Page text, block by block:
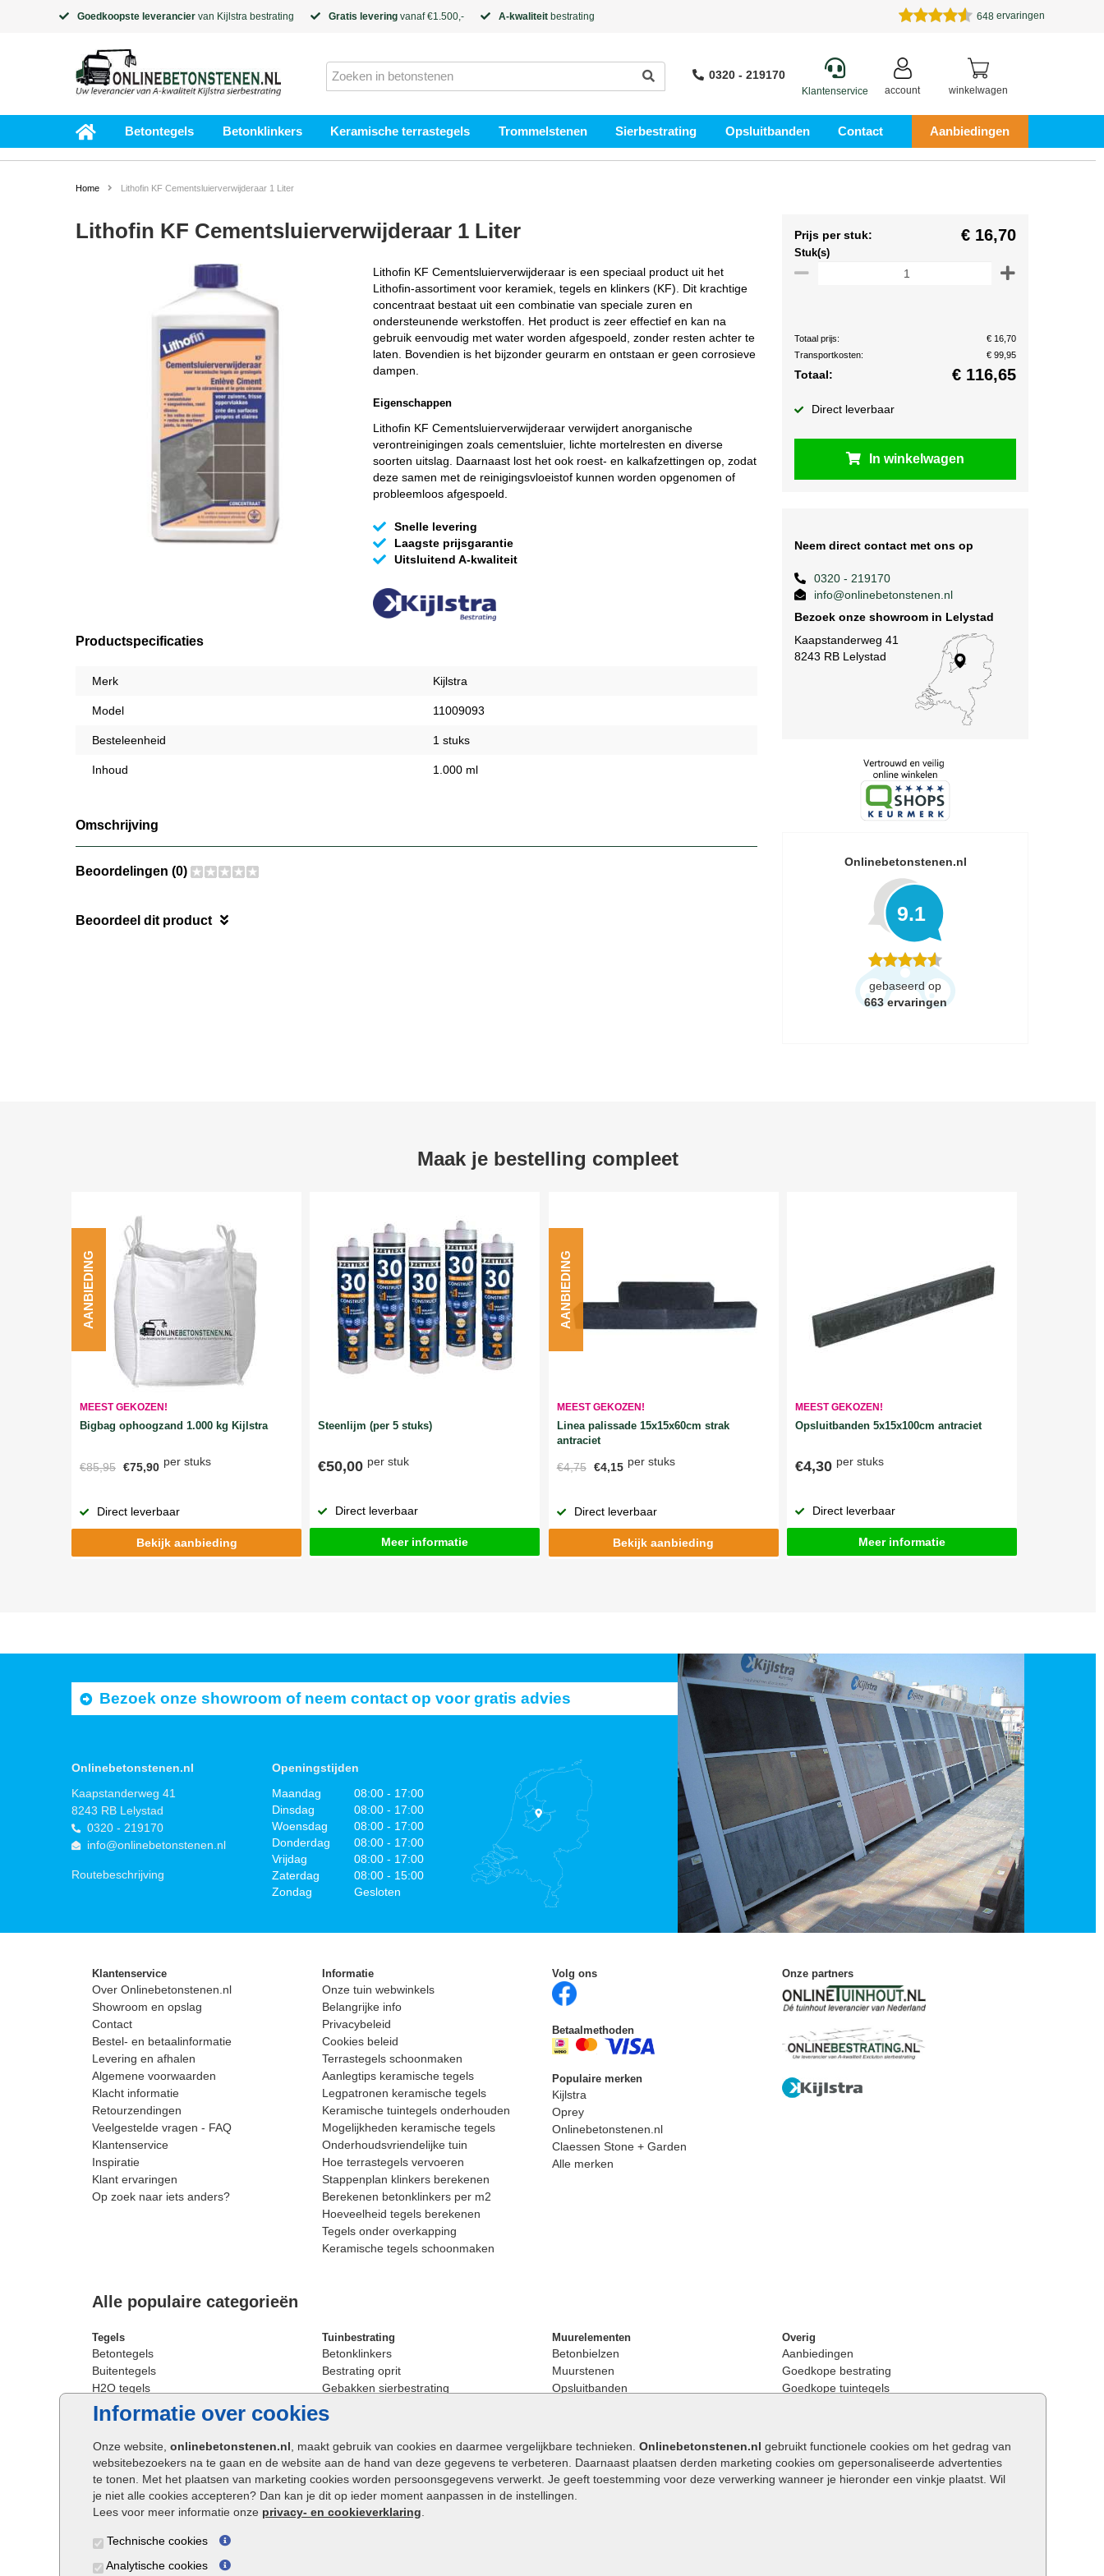
Goedkoopste leverancier van Kijlstra bestrating Gratis levering vanaf €1.500,- A-kwaliteit bestrating 648 ervaringen
0320 - 219170
Klantenservice account winkelwagen
Betontegels Betonklinkers Keramische terrastegels Trommelstenen Sierbestrating Opsluitbanden Contact Aanbiedingen
Informatie over cookies
Onze website, onlinebetonstenen.nl , maakt gebruik van cookies en daarmee vergelijkbare technieken. Onlinebetonstenen.nl gebruikt functionele cookies om het gedrag van
websitebezoekers na te gaan en de website aan de hand van deze gegevens te verbeteren. Daarnaast plaatsen derden marketing cookies om gepersonaliseerde advertenties
te tonen. Met het plaatsen van marketing cookies worden persoonsgegevens verwerkt. Je geeft toestemming voor deze verwerking wanneer je hieronder een vinkje plaatst. Wil
je niet alle cookies accepteren? Dan kan je dit op ieder moment aanpassen in de instellingen.
Lees voor meer informatie onze privacy- en cookieverklaring
Technische cookies
Analytische cookies
Home Lithofin KF Cementsluierverwijderaar 1 Liter
Lithofin KF Cementsluierverwijderaar 1 Liter
Lithofin KF Cementsluierverwijderaar is een speciaal product uit het
Lithofin-assortiment voor keramiek, tegels en klinkers (KF). Dit krachtige
concentraat bestaat uit een combinatie van speciale zuren en
ondersteunende werkstoffen. Het product is zeer effectief en kan na
gebruik eenvoudig met water worden afgespoeld, zonder resten achter te
laten. Bovendien is het bijzonder geurarm en ontstaan er geen corrosieve
dampen.
Eigenschappen
Lithofin KF Cementsluierverwijderaar verwijdert anorganische
verontreinigingen zoals cementsluier, lichte mortelresten en diverse
soorten uitslag. Daarnaast lost het ook roest- en kalkafzettingen op, zodat
deze samen met de reinigingsvloeistof kunnen worden opgenomen of
probleemloos afgespoeld.
Snelle levering
Laagste prijsgarantie
Uitsluitend A-kwaliteit
Productspecificaties
Merk Kijlstra
Model 11009093
Besteleenheid 1 stuks
Inhoud 1.000 ml
Omschrijving
Beoordelingen (0)
Beoordeel dit product
Prijs per stuk: € 16,70
Stuk(s)
Totaal prijs:
€ 16,70
Transportkosten:
€ 99,95
Totaal: € 116,65
Direct leverbaar
In winkelwagen
Neem direct contact met ons op
0320 - 219170
info@onlinebetonstenen.nl
Bezoek onze showroom in Lelystad
Kaapstanderweg 41
8243 RB Lelystad
Onlinebetonstenen.nl
9.1
gebaseerd op
663 ervaringen
Maak je bestelling compleet
MEEST GEKOZEN!
Bigbag ophoogzand 1.000 kg Kijlstra
€85,95 €75,90 per stuks
AANBIEDING
Direct leverbaar
Bekijk aanbieding
Steenlijm (per 5 stuks)
€50,00 per stuk
Direct leverbaar
Meer informatie
MEEST GEKOZEN!
Linea palissade 15x15x60cm strak
antraciet
€4,75 €4,15 per stuks
AANBIEDING
Direct leverbaar
Bekijk aanbieding
MEEST GEKOZEN!
Opsluitbanden 5x15x100cm antraciet
€4,30 per stuks
Direct leverbaar
Meer informatie
Bezoek onze showroom of neem contact op voor gratis advies
Onlinebetonstenen.nl
Kaapstanderweg 41
8243 RB Lelystad
0320 - 219170
info@onlinebetonstenen.nl
Routebeschrijving
Openingstijden
Maandag
08:00 - 17:00
Dinsdag
08:00 - 17:00
Woensdag
08:00 - 17:00
Donderdag
08:00 - 17:00
Vrijdag
08:00 - 17:00
Zaterdag
08:00 - 15:00
Zondag
Gesloten
Klantenservice
Over Onlinebetonstenen.nl
Showroom en opslag
Contact
Bestel- en betaalinformatie
Levering en afhalen
Algemene voorwaarden
Klacht informatie
Retourzendingen
Veelgestelde vragen - FAQ
Klantenservice
Inspiratie
Klant ervaringen
Op zoek naar iets anders?
Informatie
Onze tuin webwinkels
Belangrijke info
Privacybeleid
Cookies beleid
Terrastegels schoonmaken
Aanlegtips keramische tegels
Legpatronen keramische tegels
Keramische tuintegels onderhouden
Mogelijkheden keramische tegels
Onderhoudsvriendelijke tuin
Hoe terrastegels vervoeren
Stappenplan klinkers berekenen
Berekenen betonklinkers per m2
Hoeveelheid tegels berekenen
Tegels onder overkapping
Keramische tegels schoonmaken
Volg ons
Betaalmethoden
Populaire merken
Kijlstra
Oprey
Onlinebetonstenen.nl
Claessen Stone + Garden
Alle merken
Onze partners
Alle populaire categorieën
Tegels
Betontegels
Buitentegels
H2O tegels
Keramische terrastegels
Oprit tegels
Patio tegels
Siertegels
Stoeptegels
Straattegels
Terrastegels
Buitentegels
Grote terrastegels
Tuinbestrating
Betonklinkers
Bestrating oprit
Gebakken sierbestrating
Strakke bestrating
Straatstenen
Straatklinkers
Trommelstenen
Tuinstenen
Waalformaat
Muurelementen
Betonbielzen
Muurstenen
Opsluitbanden
Betonblokken
Stapelstenen
Overig
Aanbiedingen
Goedkope bestrating
Goedkope tuintegels
Opsluitbanden plaatsen
Keerwanden
Traptreden tuin